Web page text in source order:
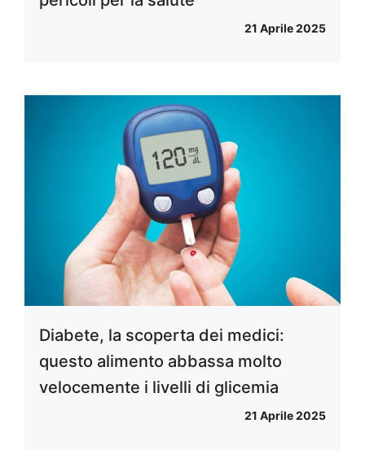
21 Aprile 2025
Diabete, la scoperta dei medici:
questo alimento abbassa molto
velocemente i livelli di glicemia
21 Aprile 2025